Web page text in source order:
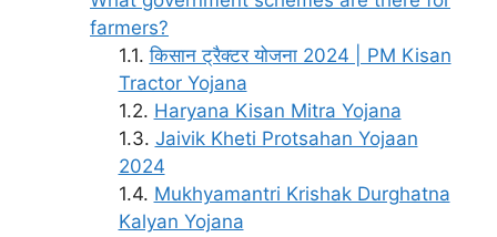
farmers?
किसान ट्रैक्टर योजना 2024 | PM Kisan
Tractor Yojana
Haryana Kisan Mitra Yojana
Jaivik Kheti Protsahan Yojaan
2024
Mukhyamantri Krishak Durghatna
Kalyan Yojana